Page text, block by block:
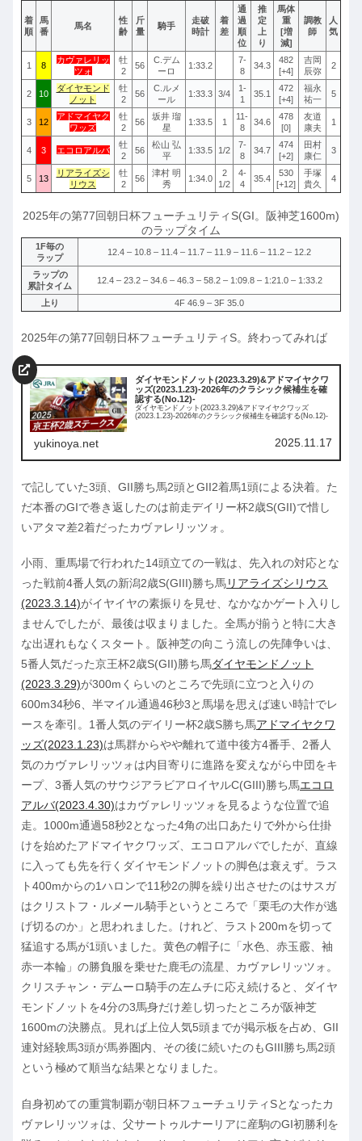
着
順
馬
番
馬名
性
齢
斤
量
騎手
走破
時計
着
差
通
過
順
位
推
定
上
り
馬体
重
[増
減]
調教
師
人
気
1 8
カヴァレリッ
ツォ
牡
2
56
C.デム
ーロ
1:33.2
7-
8
34.3
482
[+4]
吉岡
辰弥
2
2 10
ダイヤモンド
ノット
牡
2
56
C.ルメ
ール
1:33.3 3/4
1-
1
35.1
472
[+4]
福永
祐一
5
3 12
アドマイヤク
ワッズ
牡
2
56
坂井 瑠
星
1:33.5 1
11-
8
34.6
478
[0]
友道
康夫
1
4 3 エコロアルバ
牡
2
56
松山 弘
平
1:33.5 1/2
7-
8
34.7
474
[+2]
田村
康仁
3
5 13
リアライズシ
リウス
牡
2
56
津村 明
秀
1:34.0
2
1/2
4-
4
35.4
530
[+12]
手塚
貴久
4
2025年の第77回朝日杯フューチュリティS(GI。阪神芝1600m)
のラップタイム
1F毎の
ラップ
12.4 – 10.8 – 11.4 – 11.7 – 11.9 – 11.6 – 11.2 – 12.2
ラップの
累計タイム
12.4 – 23.2 – 34.6 – 46.3 – 58.2 – 1:09.8 – 1:21.0 – 1:33.2
上り 4F 46.9 – 3F 35.0
2025年の第77回朝日杯フューチュリティS。終わってみれば
ダイヤモンドノット(2023.3.29)&アドマイヤクワ
ッズ(2023.1.23)-2026年のクラシック候補生を確
認する(No.12)-
ダイヤモンドノット(2023.3.29)&アドマイヤクワッズ
(2023.1.23)-2026年のクラシック候補生を確認する(No.12)-
yukinoya.net 2025.11.17
で記していた3頭、GII勝ち馬2頭とGII2着馬1頭による決着。た
だ本番のGIで巻き返したのは前走デイリー杯2歳S(GII)で惜し
いアタマ差2着だったカヴァレリッツォ。
小雨、重馬場で行われた14頭立ての一戦は、先入れの対応とな
った戦前4番人気の新潟2歳S(GIII)勝ち馬リアライズシリウス
(2023.3.14)がイヤイヤの素振りを見せ、なかなかゲート入りし
ませんでしたが、最後は収まりました。全馬が揃うと特に大き
な出遅れもなくスタート。阪神芝の向こう流しの先陣争いは、
5番人気だった京王杯2歳S(GII)勝ち馬ダイヤモンドノット
(2023.3.29)が300mくらいのところで先頭に立つと入りの
600m34秒6、半マイル通過46秒3と馬場を思えば速い時計でレ
ースを牽引。1番人気のデイリー杯2歳S勝ち馬アドマイヤクワ
ッズ(2023.1.23)は馬群からやや離れて道中後方4番手、2番人
気のカヴァレリッツォは内目寄りに進路を変えながら中団をキ
ープ、3番人気のサウジアラビアロイヤルC(GIII)勝ち馬エコロ
アルバ(2023.4.30)はカヴァレリッツォを見るような位置で追
走。1000m通過58秒2となった4角の出口あたりで外から仕掛
けを始めたアドマイヤクワッズ、エコロアルバでしたが、直線
に入っても先を行くダイヤモンドノットの脚色は衰えず。ラス
ト400mからの1ハロンで11秒2の脚を繰り出させたのはサスガ
はクリストフ・ルメール騎手というところで「栗毛の大作が逃
げ切るのか」と思われました。けれど、ラスト200mを切って
猛追する馬が1頭いました。黄色の帽子に「水色、赤玉霰、袖
赤一本輪」の勝負服を乗せた鹿毛の流星、カヴァレリッツォ。
クリスチャン・デムーロ騎手の左ムチに応え続けると、ダイヤ
モンドノットを4分の3馬身だけ差し切ったところが阪神芝
1600mの決勝点。見れば上位人気5頭までが掲示板を占め、GII
連対経験馬3頭が馬券圏内、その後に続いたのもGIII勝ち馬2頭
という極めて順当な結果となりました。
自身初めての重賞制覇が朝日杯フューチュリティSとなったカ
ヴァレリッツォは、父サートゥルナーリアに産駒のGI初勝利を